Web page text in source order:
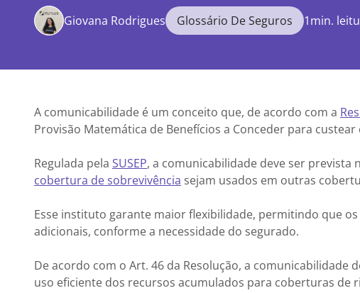
Giovana Rodrigues Glossário De Seguros 1min.
A comunicabilidade é um conceito que, de acordo com a
Provisão Matemática de Benefícios a Conceder para
Regulada pela SUSEP, a comunicabilidade deve ser prevista
cobertura de sobrevivência sejam usados em outras
Esse instituto garante maior flexibilidade, permitindo que
adicionais, conforme a necessidade do segurado.
De acordo com o Art. 46 da Resolução, a comunicabilidade
uso eficiente dos recursos acumulados para coberturas de